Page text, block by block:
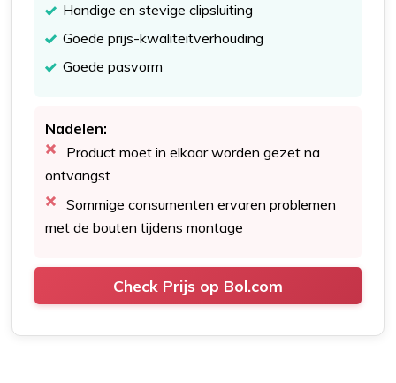
Handige en stevige clipsluiting
Goede prijs-kwaliteitverhouding
Goede pasvorm
Nadelen:
Product moet in elkaar worden gezet na
ontvangst
Sommige consumenten ervaren problemen
met de bouten tijdens montage
Check Prijs op Bol.com